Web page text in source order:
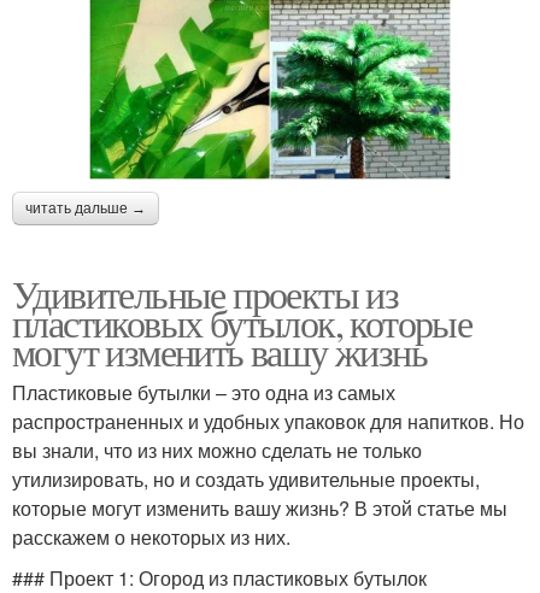
читать дальше →
Удивительные проекты из
пластиковых бутылок, которые
могут изменить вашу жизнь
Пластиковые бутылки – это одна из самых
распространенных и удобных упаковок для напитков. Но
вы знали, что из них можно сделать не только
утилизировать, но и создать удивительные проекты,
которые могут изменить вашу жизнь? В этой статье мы
расскажем о некоторых из них.
### Проект 1: Огород из пластиковых бутылок